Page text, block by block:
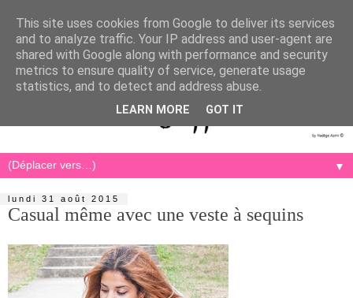
▼
lundi 31 août 2015
Casual même avec une veste à sequins
This site uses cookies from Google to deliver its services
and to analyze traffic. Your IP address and user-agent are
shared with Google along with performance and security
metrics to ensure quality of service, generate usage
statistics, and to detect and address abuse.
LEARN MORE GOT IT